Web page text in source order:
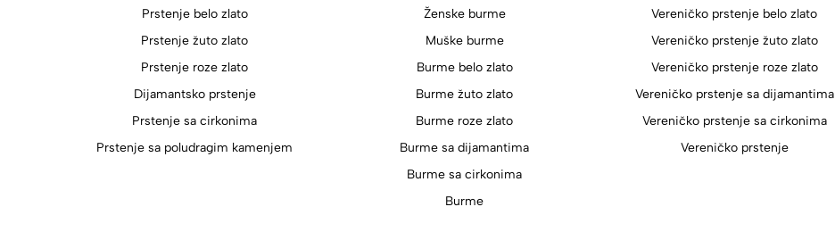
Prstenje belo zlato
Prstenje žuto zlato
Prstenje roze zlato
Dijamantsko prstenje
Prstenje sa cirkonima
Prstenje sa poludragim kamenjem
Ženske burme
Muške burme
Burme belo zlato
Burme žuto zlato
Burme roze zlato
Burme sa dijamantima
Burme sa cirkonima
Burme
Vereničko prstenje belo zlato
Vereničko prstenje žuto zlato
Vereničko prstenje roze zlato
Vereničko prstenje sa dijamantima
Vereničko prstenje sa cirkonima
Vereničko prstenje